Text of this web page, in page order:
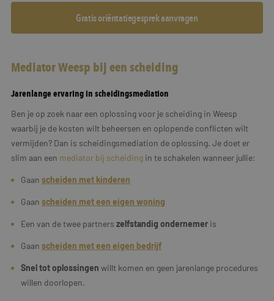
Gratis oriëntatiegesprek aanvragen
Mediator Weesp bij een scheiding
Jarenlange ervaring in scheidingsmediation
Ben je op zoek naar een oplossing voor je scheiding in Weesp
waarbij je de kosten wilt beheersen en oplopende conflicten wilt
vermijden? Dan is scheidingsmediation de oplossing. Je doet er
slim aan een mediator bij scheiding in te schakelen wanneer jullie:
Gaan scheiden met kinderen
Gaan scheiden met een eigen woning
Een van de twee partners zelfstandig ondernemer is
Gaan scheiden met een eigen bedrijf
Snel tot oplossingen willt komen en geen jarenlange procedures
willen doorlopen.